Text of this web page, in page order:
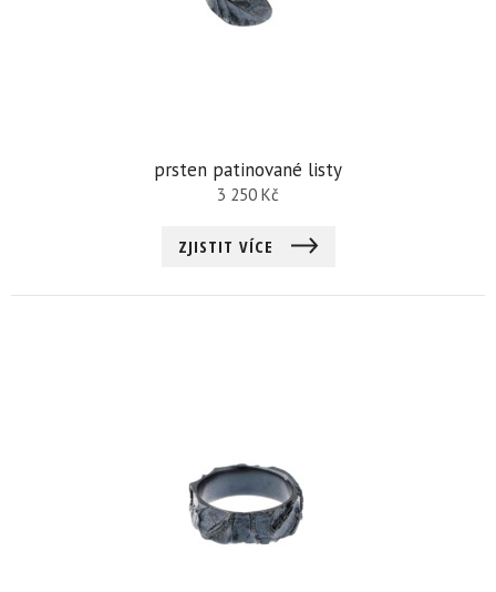
prsten patinované listy
3 250 Kč
ZJISTIT VÍCE